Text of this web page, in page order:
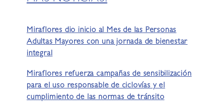
Miraflores dio inicio al Mes de las Personas
Adultas Mayores con una jornada de bienestar
integral
Miraflores refuerza campañas de sensibilización
para el uso responsable de ciclovías y el
cumplimiento de las normas de tránsito